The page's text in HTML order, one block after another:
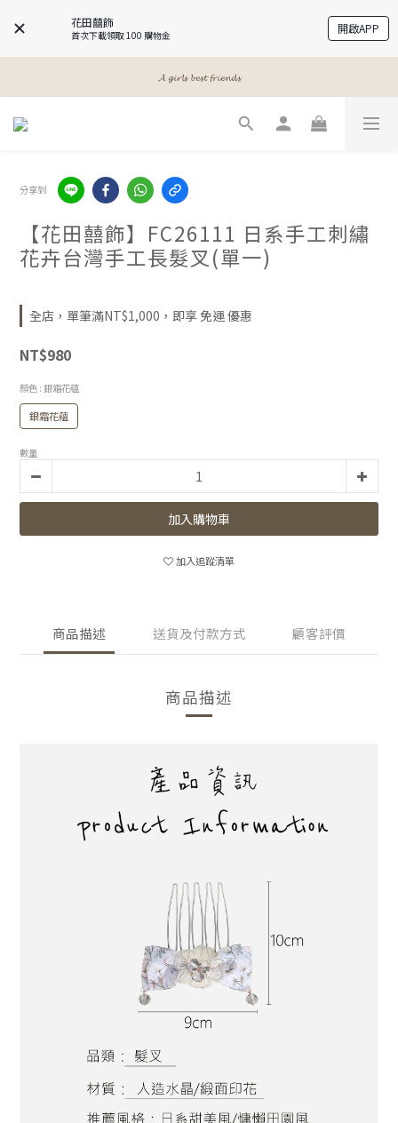
花田囍飾
首次下載領取 100 購物金 開啟APP
𝓐 𝓰𝓲𝓻𝓵𝓼 𝓫𝓮𝓼𝓽 𝓯𝓻𝓲𝓮𝓷𝓭𝓼
𝓐 𝓰𝓲𝓻𝓵𝓼 𝓫𝓮𝓼𝓽 𝓯𝓻𝓲𝓮𝓷𝓭𝓼
分享到
【花田囍飾】FC26111 日系手工刺繡
花卉台灣手工長髮叉(單一)
全店，單筆滿NT$1,000，即享 免運 優惠
NT$980
顏色 : 銀霜花蘊
銀霜花蘊
數量
加入購物車
加入追蹤清單
商品描述 送貨及付款方式 顧客評價
商品描述